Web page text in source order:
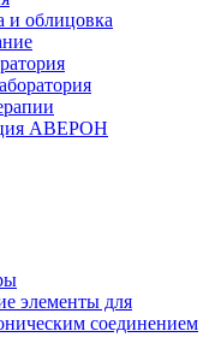
и облицовка
АВЕРОН
элементы для
соединением